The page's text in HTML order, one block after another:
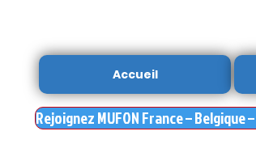
Accueil
Rejoignez MUFON France –